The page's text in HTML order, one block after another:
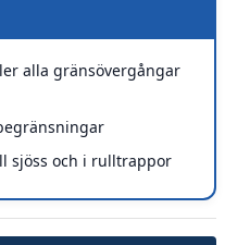
alla gränsövergångar
sjöss och i rulltrappor